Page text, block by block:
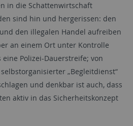
in die Schattenwirtschaft
sind hin und hergerissen: den
den illegalen Handel aufreiben
an einem Ort unter Kontrolle
Polizei-Dauerstreife; von
„Begleitdienst“
und denkbar ist auch, dass
aktiv in das Sicherheitskonzept